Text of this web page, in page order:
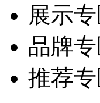
展示
品牌
推荐